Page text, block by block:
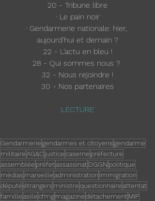
20 - Tribune libre
· Le pain noir
· Gendarmerie nationale: hier,
aujourd’hui et demain ?
22 - L’actu en bleu !
28 - Qui sommes nous ?
32 - Nous rejoindre !
30 - Nos partenaires
LECTURE
Gendarmerie gendarmes et citoyens gendarme
militaireAG&Cjusticecaserne préfecture
assemblée préfetassassinatDGGN politique
médias marseilleadministration immigration
députéétrangers ministrequestionnaireattentat
familleasilecfmgmagazinedétachementMIP